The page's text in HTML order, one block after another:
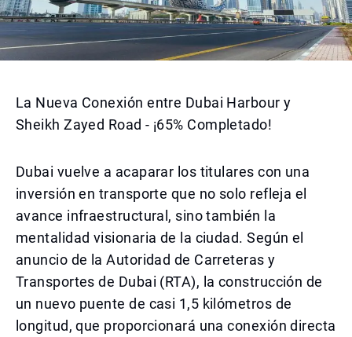
La Nueva Conexión entre Dubai Harbour y
Sheikh Zayed Road - ¡65% Completado!
Dubai vuelve a acaparar los titulares con una
inversión en transporte que no solo refleja el
avance infraestructural, sino también la
mentalidad visionaria de la ciudad. Según el
anuncio de la Autoridad de Carreteras y
Transportes de Dubai (RTA), la construcción de
un nuevo puente de casi 1,5 kilómetros de
longitud, que proporcionará una conexión directa